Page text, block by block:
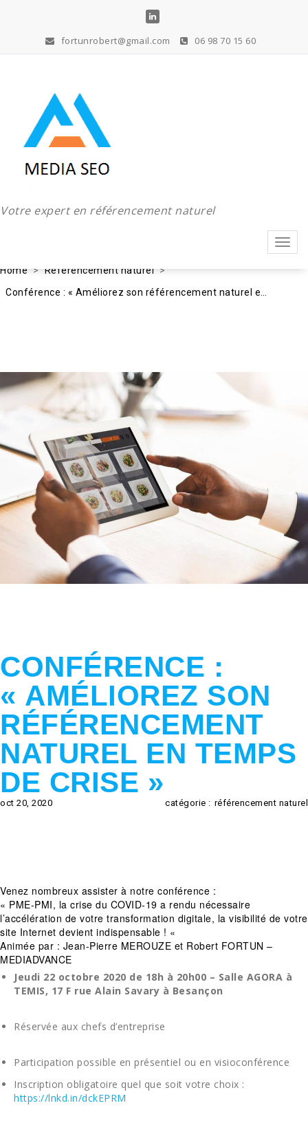
fortunrobert@gmail.com 06 98 70 15 60
Votre expert en référencement naturel
Home
Référencement naturel
CONFÉRENCE :
« AMÉLIOREZ SON
RÉFÉRENCEMENT
NATUREL EN TEMPS
DE CRISE »
oct 20, 2020 catégorie : référencement naturel
Venez nombreux assister à notre conférence :
« PME-PMI, la crise du COVID-19 a rendu nécessaire
l’accélération de votre transformation digitale, la visibilité de votre
site Internet devient indispensable ! «
Animée par : Jean-Pierre MEROUZE et Robert FORTUN –
MEDIADVANCE
Jeudi 22 octobre 2020 de 18h à 20h00 – Salle AGORA à
TEMIS, 17 F rue Alain Savary à Besançon
Réservée aux chefs d’entreprise
Participation possible en présentiel ou en visioconférence
Inscription obligatoire quel que soit votre choix :
https://lnkd.in/dckEPRM